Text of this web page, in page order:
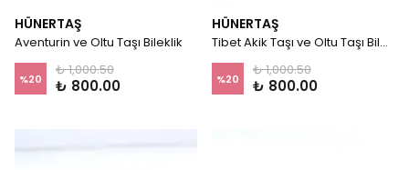
HÜNERTAŞ
Aventurin ve Oltu Taşı Bileklik
%20
₺ 1,000.50
₺ 800.00
HÜNERTAŞ
Tibet Akik Taşı ve Oltu Taşı Bileklik
%20
₺ 1,000.50
₺ 800.00